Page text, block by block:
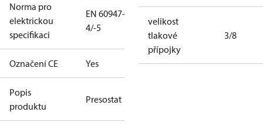
Norma pro
elektrickou
specifikaci
EN 60947-
4/-5
Označení CE Yes
Popis
produktu
Presostat
velikost
tlakové
přípojky
3/8